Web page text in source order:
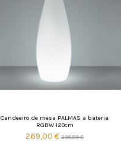
Candeeiro de mesa PALMAS a bateria
RGBW 120cm
269,00 € 298,89 €